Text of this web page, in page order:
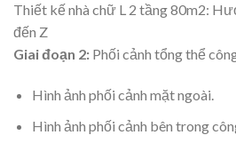
Thiết kế nhà chữ L 2 tầng 80m2:
đến Z
Giai đoạn 2: Phối cảnh tổng thể
Hình ảnh phối cảnh mặt ngoài.
Hình ảnh phối cảnh bên trong